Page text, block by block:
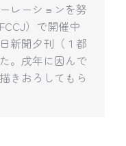
レーションを努
）で開催中
新聞夕刊（１都
。戌年に因んで
きおろしてもら